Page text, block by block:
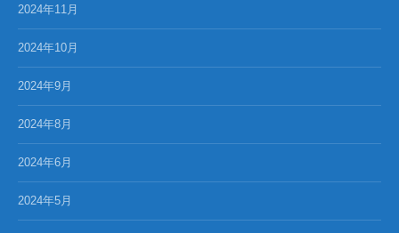
2024年11月
2024年10月
2024年9月
2024年8月
2024年6月
2024年5月